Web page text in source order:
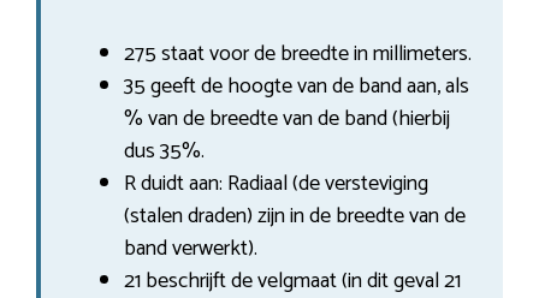
275 staat voor de breedte in millimeters.
35 geeft de hoogte van de band aan, als
% van de breedte van de band (hierbij
dus 35%.
R duidt aan: Radiaal (de versteviging
(stalen draden) zijn in de breedte van de
band verwerkt).
21 beschrijft de velgmaat (in dit geval 21